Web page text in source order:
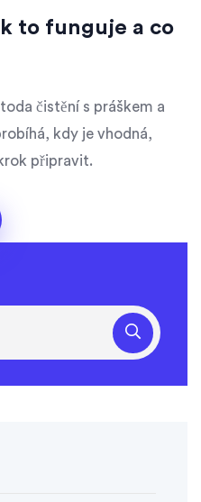
to funguje a co
čistění s práškem a
kdy je vhodná,
připravit.